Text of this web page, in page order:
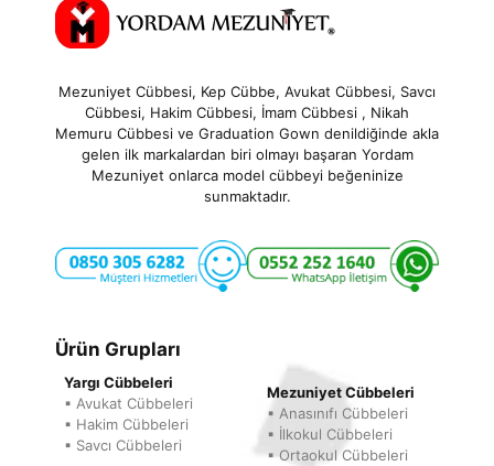
Mezuniyet Cübbesi, Kep Cübbe, Avukat Cübbesi, Savcı
Cübbesi, Hakim Cübbesi, İmam Cübbesi , Nikah
Memuru Cübbesi ve Graduation Gown denildiğinde akla
gelen ilk markalardan biri olmayı başaran Yordam
Mezuniyet onlarca model cübbeyi beğeninize
sunmaktadır.
Ürün Grupları
Yargı Cübbeleri
▪ Avukat Cübbeleri
▪ Hakim Cübbeleri
▪ Savcı Cübbeleri
Mezuniyet Cübbeleri
▪ Anasınıfı Cübbeleri
▪ İlkokul Cübbeleri
▪ Ortaokul Cübbeleri